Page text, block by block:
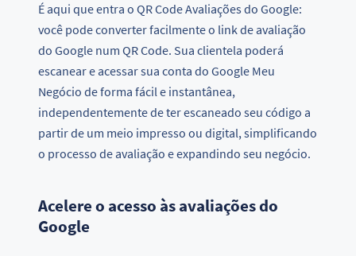
É aqui que entra o QR Code Avaliações do Google:
você pode converter facilmente o link de avaliação
do Google num QR Code. Sua clientela poderá
escanear e acessar sua conta do Google Meu
Negócio de forma fácil e instantânea,
independentemente de ter escaneado seu código a
partir de um meio impresso ou digital, simplificando
o processo de avaliação e expandindo seu negócio.
Acelere o acesso às avaliações do
Google